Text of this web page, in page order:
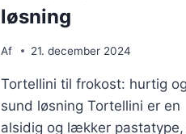
løsning
Af 21. december 2024
Tortellini til frokost: hurtig og
sund løsning Tortellini er en
alsidig og lækker